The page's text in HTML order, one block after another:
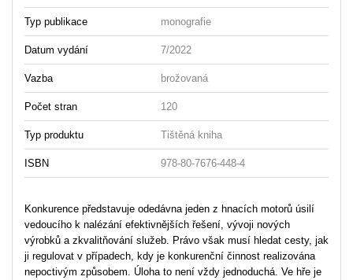
Typ publikace monografie
Datum vydání 7/2022
Vazba brožovaná
Počet stran 120
Typ produktu Tištěná kniha
ISBN 978-80-7676-448-4
Konkurence představuje odedávna jeden z hnacích motorů úsilí
vedoucího k nalézání efektivnějších řešení, vývoji nových
výrobků a zkvalitňování služeb. Právo však musí hledat cesty, jak
ji regulovat v případech, kdy je konkurenční činnost realizována
nepoctivým způsobem. Úloha to není vždy jednoduchá. Ve hře je